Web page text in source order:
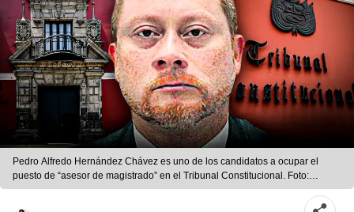
Pedro Alfredo Hernández Chávez es uno de los candidatos a ocupar el
puesto de “asesor de magistrado” en el Tribunal Constitucional. Foto:
composición Gerson Cardos / La República